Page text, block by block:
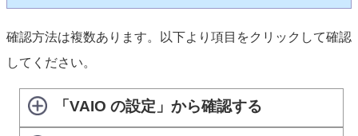
確認方法は複数あります。以下より項目をクリックして確認
してください。
「VAIO の設定」から確認する